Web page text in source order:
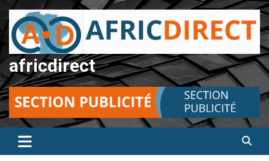
Aller
au
contenu
africdirect